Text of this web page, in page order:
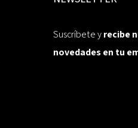
Suscríbete yrecibe
novedades en tu